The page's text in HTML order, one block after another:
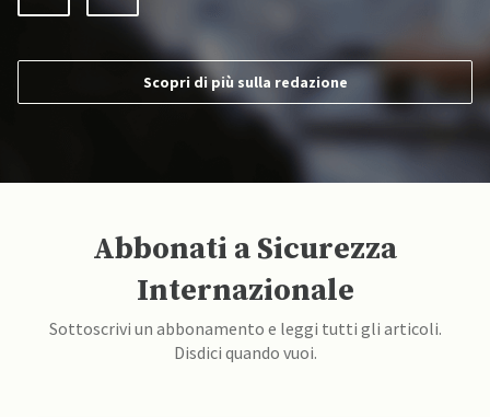
Scopri di più sulla redazione
Abbonati a Sicurezza
Internazionale
Sottoscrivi un abbonamento e leggi tutti gli articoli.
Disdici quando vuoi.